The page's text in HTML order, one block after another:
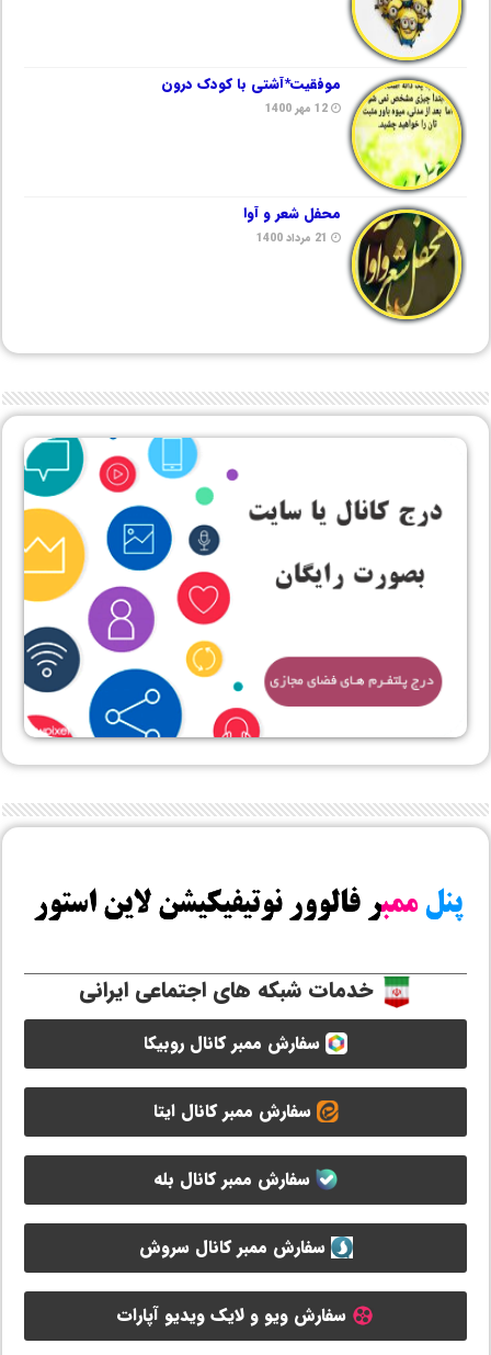
موفقیت*آشتی با کودک درون
12 مهر 1400
محفل شعر و آوا
21 مرداد 1400
خدمات شبکه های اجتماعی ایرانی
سفارش ممبر کانال روبیکا
سفارش ممبر کانال ایتا
سفارش ممبر کانال بله
سفارش ممبر کانال سروش
سفارش ویو و لایک ویدیو آپارات